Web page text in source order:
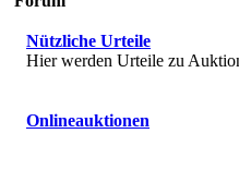
Nützliche Urteile
Hier werden Urteile zu
Onlineauktionen